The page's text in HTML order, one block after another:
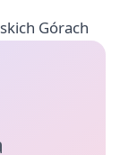
Górach